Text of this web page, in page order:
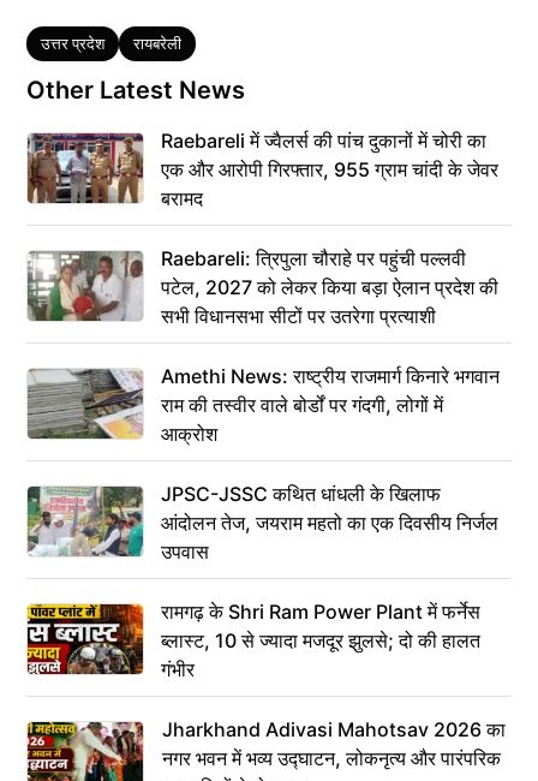
Tags
उत्तर प्रदेश रायबरेली
Other Latest News
Raebareli में ज्वैलर्स की पांच दुकानों में चोरी का
एक और आरोपी गिरफ्तार, 955 ग्राम चांदी के जेवर
बरामद
Raebareli: त्रिपुला चौराहे पर पहुंची पल्लवी
पटेल, 2027 को लेकर किया बड़ा ऐलान प्रदेश की
सभी विधानसभा सीटों पर उतरेगा प्रत्याशी
Amethi News: राष्ट्रीय राजमार्ग किनारे भगवान
राम की तस्वीर वाले बोर्डों पर गंदगी, लोगों में
आक्रोश
JPSC-JSSC कथित धांधली के खिलाफ
आंदोलन तेज, जयराम महतो का एक दिवसीय निर्जल
उपवास
रामगढ़ के Shri Ram Power Plant में फर्नेस
ब्लास्ट, 10 से ज्यादा मजदूर झुलसे; दो की हालत
गंभीर
Jharkhand Adivasi Mahotsav 2026 का
नगर भवन में भव्य उद्घाटन, लोकनृत्य और पारंपरिक